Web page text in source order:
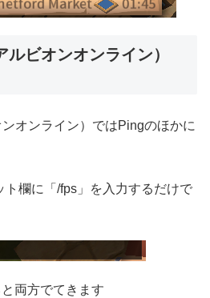
ビオンオンライン）
オンライン）ではPingのほかに
ト欄に「/fps」を入力するだけで
両方でてきます